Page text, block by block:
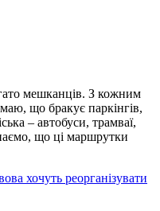
мешканців. З кожним
що бракує паркінгів,
– автобуси, трамваї,
що ці маршрутки
хочуть реорганізувати